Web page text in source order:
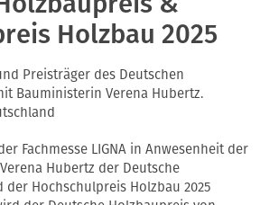
Holzbau 2025
Preisträger des Deutschen
Bauministerin Verena Hubertz.
Fachmesse LIGNA in Anwesenheit der
Hubertz der Deutsche
der Hochschulpreis Holzbau 2025